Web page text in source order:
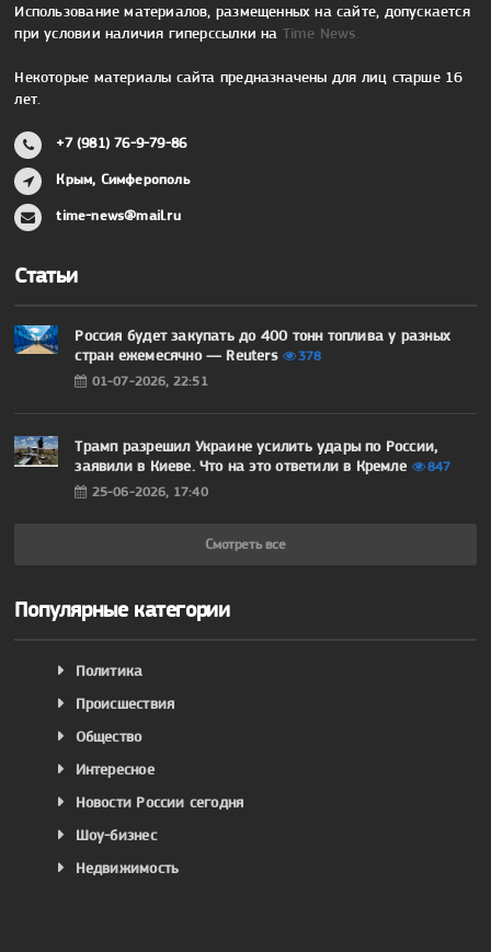
Использование материалов, размещенных на сайте, допускается
при условии наличия гиперссылки на Time News.
Некоторые материалы сайта предназначены для лиц старше 16
лет.
+7 (981) 76-9-79-86
Крым, Симферополь
time-news@mail.ru
Статьи
Россия будет закупать до 400 тонн топлива у разных
стран ежемесячно — Reuters
378
01-07-2026, 22:51
Трамп разрешил Украине усилить удары по России,
заявили в Киеве. Что на это ответили в Кремле
847
25-06-2026, 17:40
Смотреть все
Популярные категории
Политика
Происшествия
Общество
Интересное
Новости России сегодня
Шоу-бизнес
Недвижимость